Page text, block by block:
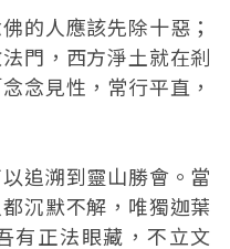
的人應該先除十惡；
門，西方淨土就在剎
念見性，常行平直，
追溯到靈山勝會。當
沉默不解，唯獨迦葉
有正法眼藏，不立文